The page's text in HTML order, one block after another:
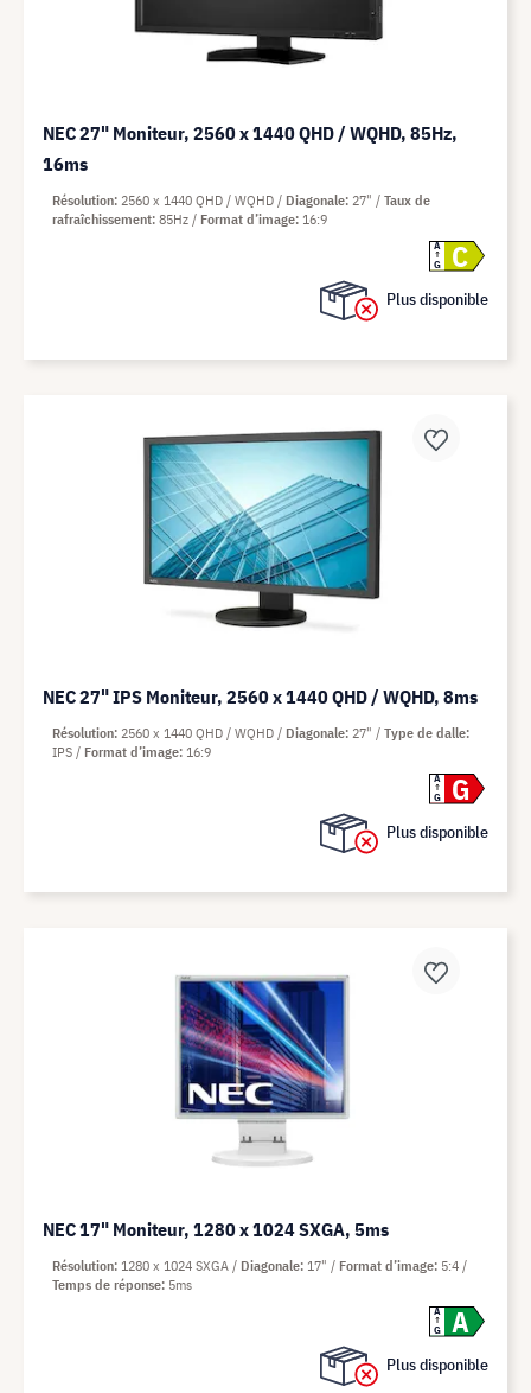
NEC 27" Moniteur, 2560 x 1440 QHD / WQHD, 85Hz,
16ms
A
G
C
Plus disponible
Résolution 2560 x 1440 QHD / WQHD Diagonale 27"
Taux de
rafraîchissement 85Hz Format d’image 16:9
NEC 27" IPS Moniteur, 2560 x 1440 QHD / WQHD, 8ms
A
G
G
Plus disponible
Résolution 2560 x 1440 QHD / WQHD Diagonale 27"
Type de dalle
IPS
Format d’image 16:9
NEC 17" Moniteur, 1280 x 1024 SXGA, 5ms
A
G
A
Plus disponible
Résolution 1280 x 1024 SXGA Diagonale 17" Format d’image 5:4
Temps de réponse 5ms